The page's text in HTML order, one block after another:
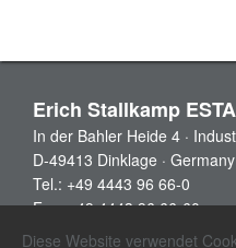
Erich Stallkamp
In der Bahler Heide 4 ·
D-49413 Dinklage · Germany
Tel.: +49 4443 96 66-0
Fax: +49 4443 96 66-60
info@stallkamp.de
Diese Website verwendet